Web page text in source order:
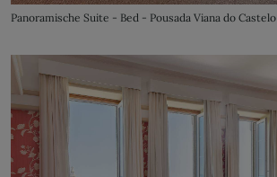
Panoramische Suite - Bed - Pousada Viana do Castelo